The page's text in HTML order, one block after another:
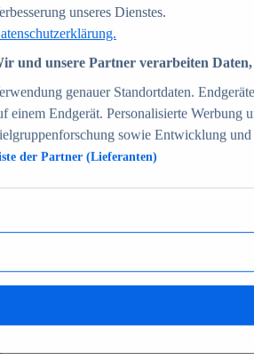
70+
und -prognosen
entdecken
unseres Dienstes.
und unsere Partner verarbeiten
genauer Standortdaten.
einem Endgerät. Personalisierte Werbung
sowie Entwicklung
der Partner (Lieferanten)